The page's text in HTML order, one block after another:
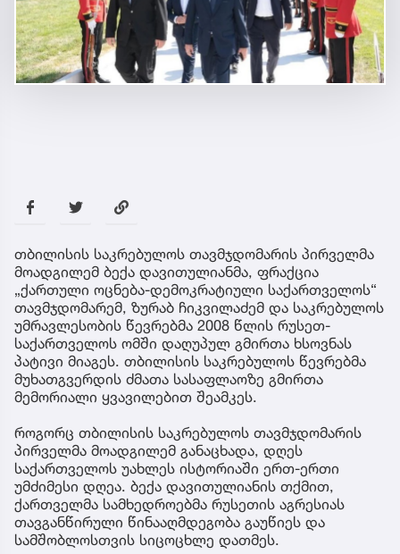
თბილისის საკრებულოს თავმჯდომარის პირველმა
მოადგილემ ბექა დავითულიანმა, ფრაქცია
„ქართული ოცნება-დემოკრატიული საქართველოს“
თავმჯდომარემ, ზურაბ ჩიკვილაძემ და საკრებულოს
უმრავლესობის წევრებმა 2008 წლის რუსეთ-
საქართველოს ომში დაღუპულ გმირთა ხსოვნას
პატივი მიაგეს. თბილისის საკრებულოს წევრებმა
მუხათგვერდის ძმათა სასაფლაოზე გმირთა
მემორიალი ყვავილებით შეამკეს.
როგორც თბილისის საკრებულოს თავმჯდომარის
პირველმა მოადგილემ განაცხადა, დღეს
საქართველოს უახლეს ისტორიაში ერთ-ერთი
უმძიმესი დღეა. ბექა დავითულიანის თქმით,
ქართველმა სამხედროებმა რუსეთის აგრესიას
თავგანწირული წინააღმდეგობა გაუწიეს და
სამშობლოსთვის სიცოცხლე დათმეს.